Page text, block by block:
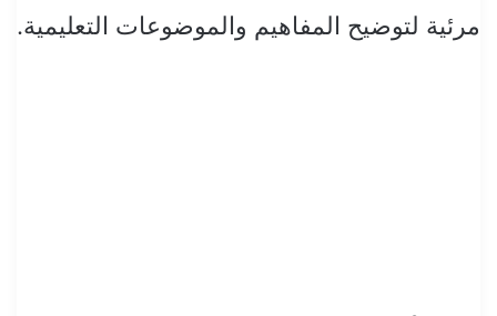
مرئية لتوضيح المفاهيم والموضوعات التعليمية.